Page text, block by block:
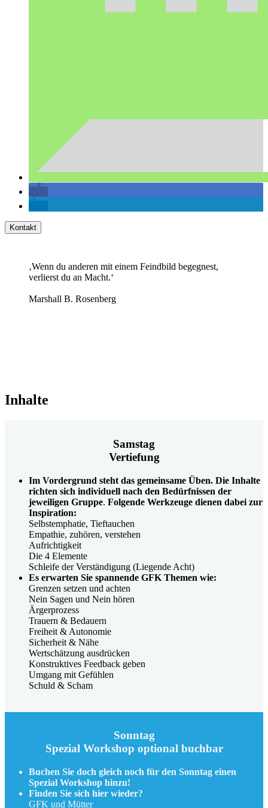
Kontakt
‚Wenn du anderen mit einem Feindbild begegnest,
verlierst du an Macht.‘
Marshall B. Rosenberg
Inhalte
Samstag
Vertiefung
Im Vordergrund steht das gemeinsame Üben. Die Inhalte
richten sich individuell nach den Bedürfnissen der
jeweiligen Gruppe. Folgende Werkzeuge dienen dabei zur
Inspiration:
Selbstemphatie, Tieftauchen
Empathie, zuhören, verstehen
Aufrichtigkeit
Die 4 Elemente
Schleife der Verständigung (Liegende Acht)
Es erwarten Sie spannende GFK Themen wie:
Grenzen setzen und achten
Nein Sagen und Nein hören
Ärgerprozess
Trauern & Bedauern
Freiheit & Autonomie
Sicherheit & Nähe
Wertschätzung ausdrücken
Konstruktives Feedback geben
Umgang mit Gefühlen
Schuld & Scham
Sonntag
Spezial Workshop optional buchbar
Buchen Sie doch gleich noch für den Sonntag einen
Spezial Workshop hinzu!
Finden Sie sich hier wieder?
GFK und Mütter